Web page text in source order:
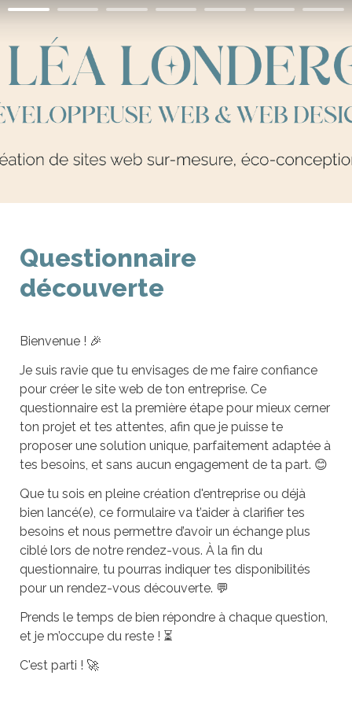
Questionnaire
découverte
Bienvenue ! 🎉
Je suis ravie que tu envisages de me faire confiance
pour créer le site web de ton entreprise. Ce
questionnaire est la première étape pour mieux cerner
ton projet et tes attentes, afin que je puisse te
proposer une solution unique, parfaitement adaptée à
Que tu sois en pleine création d'entreprise ou déjà
bien lancé(e), ce formulaire va t’aider à clarifier tes
besoins et nous permettre d’avoir un échange plus
ciblé lors de notre rendez-vous. À la fin du
questionnaire, tu pourras indiquer tes disponibilités
pour un rendez-vous découverte. 💬
Prends le temps de bien répondre à chaque question,
et je m’occupe du reste ! ⏳